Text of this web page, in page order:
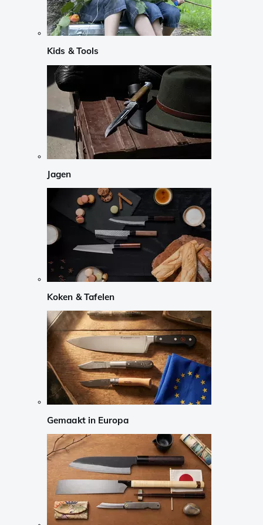
Kids & Tools
Jagen
Koken & Tafelen
Gemaakt in Europa